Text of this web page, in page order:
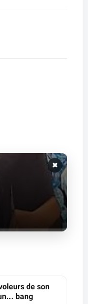
✖
de son
bang